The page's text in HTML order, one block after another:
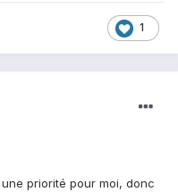
1
priorité pour moi, donc